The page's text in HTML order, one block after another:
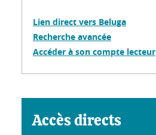
Lien direct vers Beluga
Recherche avancée
Accéder à son compte lecteur
Accès directs